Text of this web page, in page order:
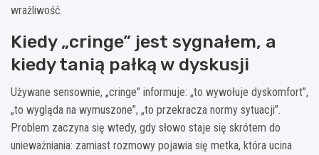
wrażliwość.
Kiedy „cringe” jest sygnałem, a
kiedy tanią pałką w dyskusji
Używane sensownie, „cringe” informuje: „to wywołuje dyskomfort”,
„to wygląda na wymuszone”, „to przekracza normy sytuacji”.
Problem zaczyna się wtedy, gdy słowo staje się skrótem do
unieważniania: zamiast rozmowy pojawia się metka, która ucina